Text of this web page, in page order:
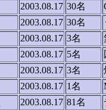
2003.08.17 30名
2003.08.17 30名
2003.08.17 3名
2003.08.17 5名
2003.08.17 3名
2003.08.17 1名
2003.08.17 81名